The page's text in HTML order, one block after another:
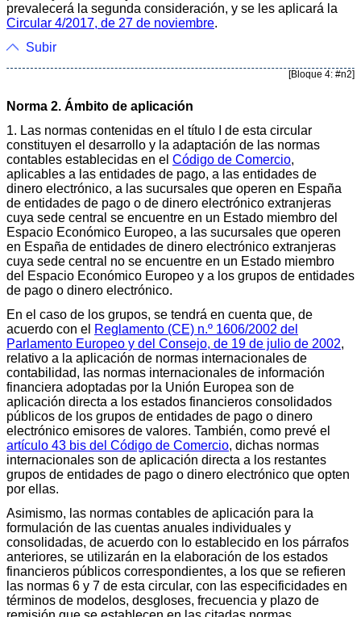
prevalecerá la segunda consideración, y se les aplicará la
Circular 4/2017, de 27 de noviembre.
Subir
[Bloque 4: #n2]
Norma 2. Ámbito de aplicación
1. Las normas contenidas en el título I de esta circular
constituyen el desarrollo y la adaptación de las normas
contables establecidas en el Código de Comercio,
aplicables a las entidades de pago, a las entidades de
dinero electrónico, a las sucursales que operen en España
de entidades de pago o de dinero electrónico extranjeras
cuya sede central se encuentre en un Estado miembro del
Espacio Económico Europeo, a las sucursales que operen
en España de entidades de dinero electrónico extranjeras
cuya sede central no se encuentre en un Estado miembro
del Espacio Económico Europeo y a los grupos de entidades
de pago o dinero electrónico.
En el caso de los grupos, se tendrá en cuenta que, de
acuerdo con el Reglamento (CE) n.º 1606/2002 del
Parlamento Europeo y del Consejo, de 19 de julio de 2002,
relativo a la aplicación de normas internacionales de
contabilidad, las normas internacionales de información
financiera adoptadas por la Unión Europea son de
aplicación directa a los estados financieros consolidados
públicos de los grupos de entidades de pago o dinero
electrónico emisores de valores. También, como prevé el
artículo 43 bis del Código de Comercio, dichas normas
internacionales son de aplicación directa a los restantes
grupos de entidades de pago o dinero electrónico que opten
por ellas.
Asimismo, las normas contables de aplicación para la
formulación de las cuentas anuales individuales y
consolidadas, de acuerdo con lo establecido en los párrafos
anteriores, se utilizarán en la elaboración de los estados
financieros públicos correspondientes, a los que se refieren
las normas 6 y 7 de esta circular, con las especificidades en
términos de modelos, desgloses, frecuencia y plazo de